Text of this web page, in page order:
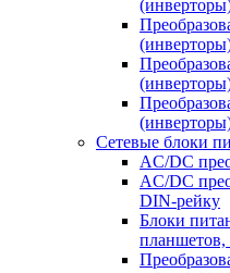
Сетевые блоки
AC/DC
AC/DC
DIN-рейку
Блоки
планшетов,